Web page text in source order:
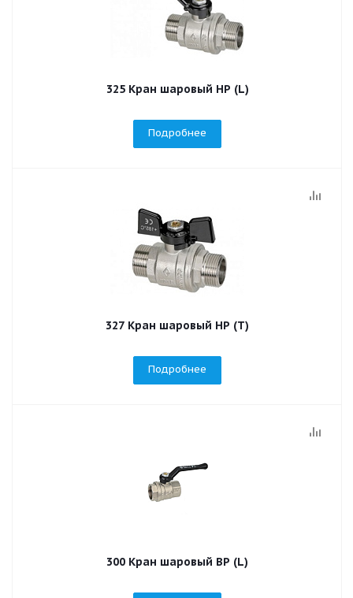
325 Кран шаровый НР (L)
Подробнее
327 Кран шаровый НР (T)
Подробнее
300 Кран шаровый ВР (L)